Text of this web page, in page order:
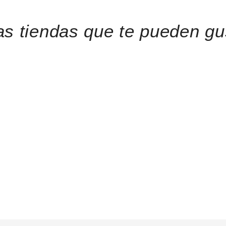
tiendas que te pueden